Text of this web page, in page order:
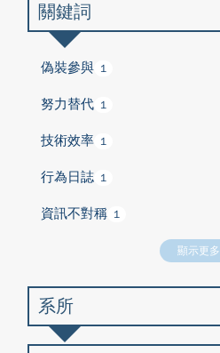
關鍵詞
偽裝參與 1
努力替代 1
技術效率 1
行為日誌 1
資訊不對稱 1
顯示更多
系所